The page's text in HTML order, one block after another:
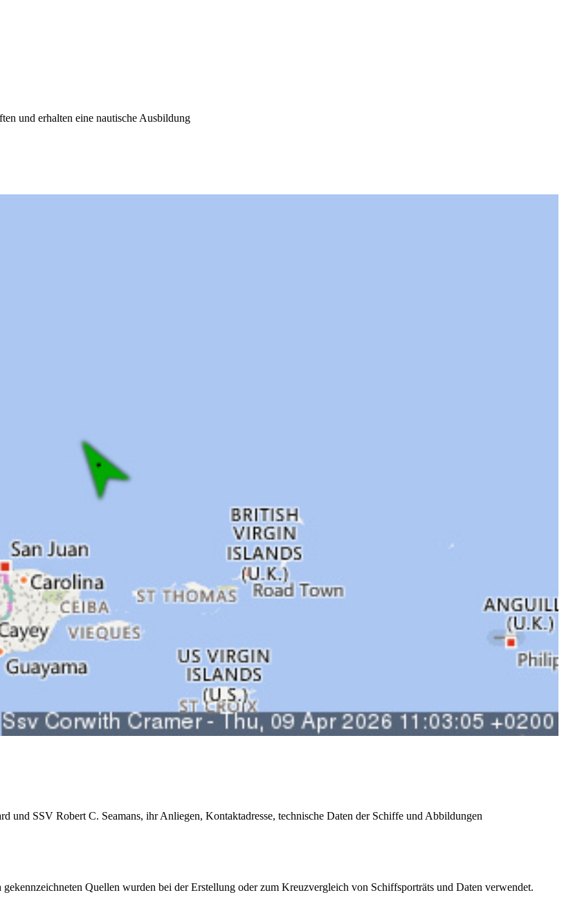
und erhalten eine nautische Ausbildung
und SSV Robert C. Seamans, ihr Anliegen, Kontaktadresse, technische Daten der Schiffe und Abbildungen
gekennzeichneten Quellen wurden bei der Erstellung oder zum Kreuzvergleich von Schiffsporträts und Daten verwendet.